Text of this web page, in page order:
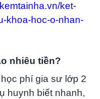
ket-
khoa-hoc-o-nhan-
nhiêu tiền?
phí gia sư lớp 2
huynh biết nhanh,